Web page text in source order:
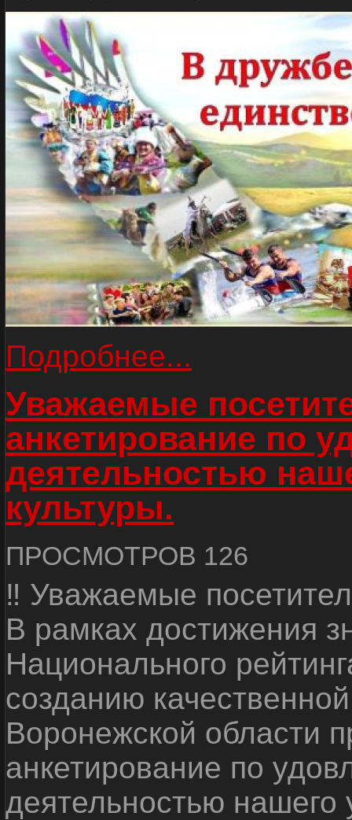
Подробнее...
Уважаемые
анкетирование по
деятельностью
культуры.
ПРОСМОТРОВ 126
‼ Уважаемые
В рамках достижения
Национального
созданию
Воронежской области
анкетирование по
деятельностью нашего